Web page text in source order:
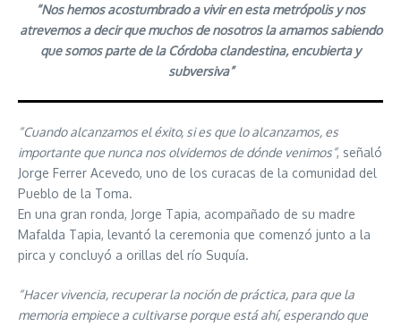
“Nos hemos acostumbrado a vivir en esta metrópolis y nos
atrevemos a decir que muchos de nosotros la amamos sabiendo
que somos parte de la Córdoba clandestina, encubierta y
subversiva”
“Cuando alcanzamos el éxito, si es que lo alcanzamos, es
importante que nunca nos olvidemos de dónde venimos”, señaló
Jorge Ferrer Acevedo, uno de los curacas de la comunidad del
Pueblo de la Toma.
En una gran ronda, Jorge Tapia, acompañado de su madre
Mafalda Tapia, levantó la ceremonia que comenzó junto a la
pirca y concluyó a orillas del río Suquía.
“Hacer vivencia, recuperar la noción de práctica, para que la
memoria empiece a cultivarse porque está ahí, esperando que